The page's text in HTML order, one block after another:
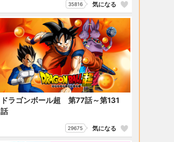
35816 気になる
ドラゴンボール超 第77話～第131
話
29675 気になる